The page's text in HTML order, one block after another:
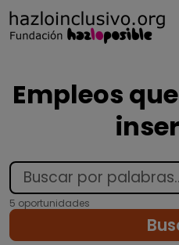
Empleos
5 oportunidades